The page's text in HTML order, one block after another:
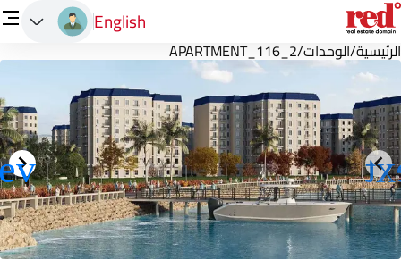
English
الرئيسية/الوحدات/
APARTMENT_116_2